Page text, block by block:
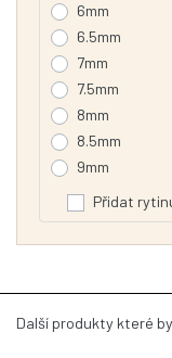
6mm
6.5mm
7mm
7.5mm
8mm
8.5mm
9mm
Přidat
Další produkty které